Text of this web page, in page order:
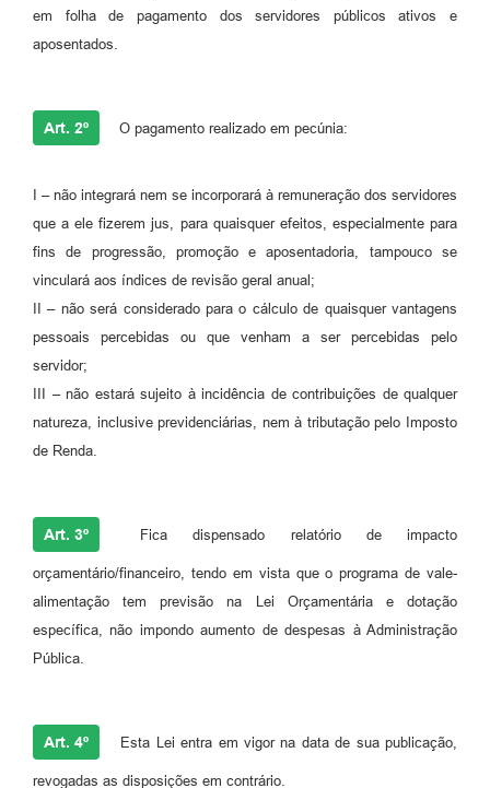
em folha de pagamento dos servidores públicos ativos e
aposentados.
Art. 2º O pagamento realizado em pecúnia:
I – não integrará nem se incorporará à remuneração dos servidores
que a ele fizerem jus, para quaisquer efeitos, especialmente para
fins de progressão, promoção e aposentadoria, tampouco se
vinculará aos índices de revisão geral anual;
II – não será considerado para o cálculo de quaisquer vantagens
pessoais percebidas ou que venham a ser percebidas pelo
servidor;
III – não estará sujeito à incidência de contribuições de qualquer
natureza, inclusive previdenciárias, nem à tributação pelo Imposto
de Renda.
Art. 3º Fica dispensado relatório de impacto
orçamentário/financeiro, tendo em vista que o programa de vale-
alimentação tem previsão na Lei Orçamentária e dotação
específica, não impondo aumento de despesas à Administração
Pública.
Art. 4º Esta Lei entra em vigor na data de sua publicação,
revogadas as disposições em contrário.